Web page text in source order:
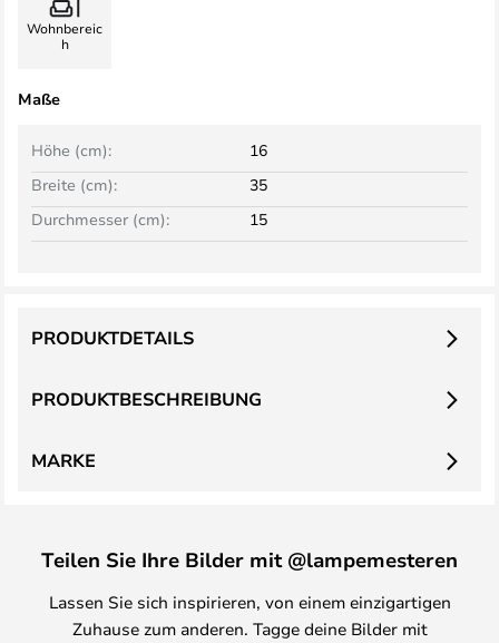
Wohnbereic
h
Maße
Breite (cm): 35
Höhe (cm): 16
Durchmesser (cm): 15
PRODUKTBESCHREIBUNG
PRODUKTDETAILS
MARKE
Teilen Sie Ihre Bilder mit @lampemesteren
Lassen Sie sich inspirieren, von einem einzigartigen
Zuhause zum anderen. Tagge deine Bilder mit